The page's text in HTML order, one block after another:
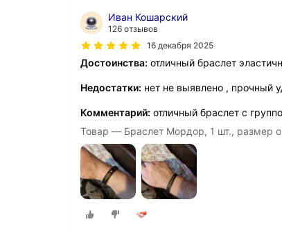
Иван Кошарский
126 отзывов
16 декабря 2025
Достоинства: отличный браслет
Недостатки: нет не выявлено , прочный
Комментарий: отличный браслет с
Товар — Браслет Мордор, 1 шт., размер